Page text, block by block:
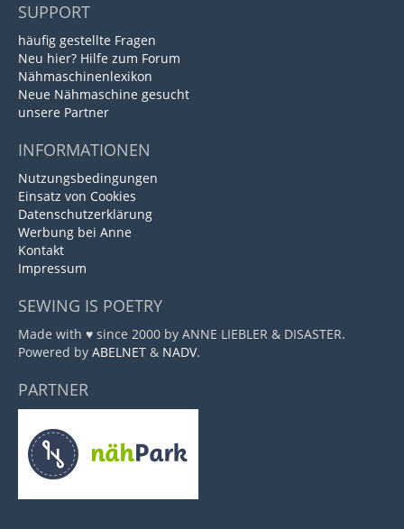
SUPPORT
häufig gestellte Fragen
Neu hier? Hilfe zum Forum
Nähmaschinenlexikon
Neue Nähmaschine gesucht
unsere Partner
INFORMATIONEN
Nutzungsbedingungen
Einsatz von Cookies
Datenschutzerklärung
Werbung bei Anne
Kontakt
Impressum
SEWING IS POETRY
Made with ♥ since 2000 by ANNE LIEBLER & DISASTER.
Powered by ABELNET & NADV.
PARTNER